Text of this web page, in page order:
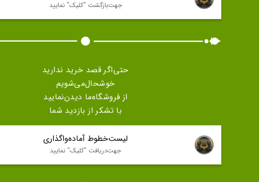
جهت‌بازگشت "كليک" نماييد
حتی‌اگر قصد خرید ندارید
خوشحال‌می‌شویم
از فروشگاه‌ما دیدن‌نمایید
با تشکر از بازدید شما
لیست‌خطوط آماده‌واگذاری
جهت‌دريافت "كليک" نماييد